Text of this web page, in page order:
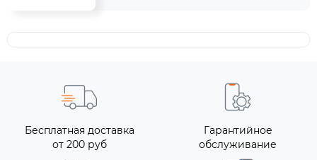
Бесплатная доставка
от 200 руб
Гарантийное
обслуживание